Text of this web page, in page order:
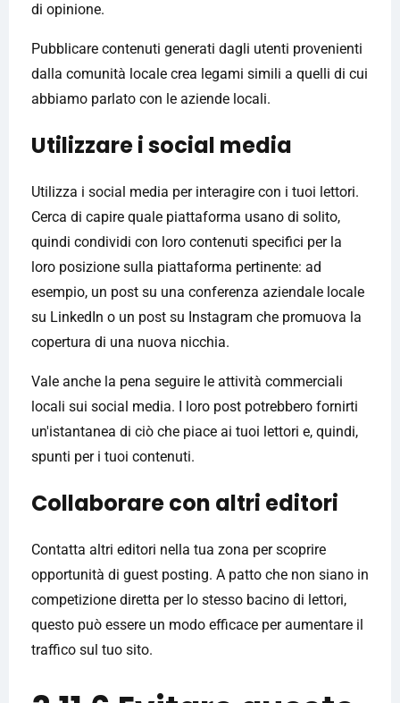
di opinione.
Pubblicare contenuti generati dagli utenti provenienti
dalla comunità locale crea legami simili a quelli di cui
abbiamo parlato con le aziende locali.
Utilizzare i social media
Utilizza i social media per interagire con i tuoi lettori.
Cerca di capire quale piattaforma usano di solito,
quindi condividi con loro contenuti specifici per la
loro posizione sulla piattaforma pertinente: ad
esempio, un post su una conferenza aziendale locale
su LinkedIn o un post su Instagram che promuova la
copertura di una nuova nicchia.
Vale anche la pena seguire le attività commerciali
locali sui social media. I loro post potrebbero fornirti
un'istantanea di ciò che piace ai tuoi lettori e, quindi,
spunti per i tuoi contenuti.
Collaborare con altri editori
Contatta altri editori nella tua zona per scoprire
opportunità di guest posting. A patto che non siano in
competizione diretta per lo stesso bacino di lettori,
questo può essere un modo efficace per aumentare il
traffico sul tuo sito.